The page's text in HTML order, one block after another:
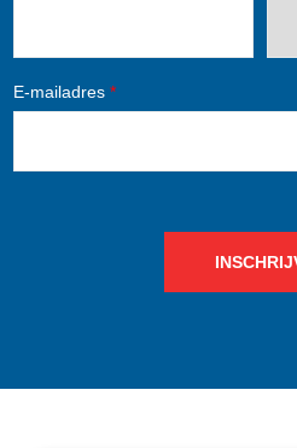
E-mailadres *